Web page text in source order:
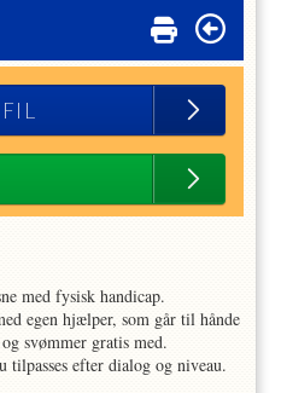
med fysisk handicap.
egen hjælper, som går til hånde
svømmer gratis med.
tilpasses efter dialog og niveau.